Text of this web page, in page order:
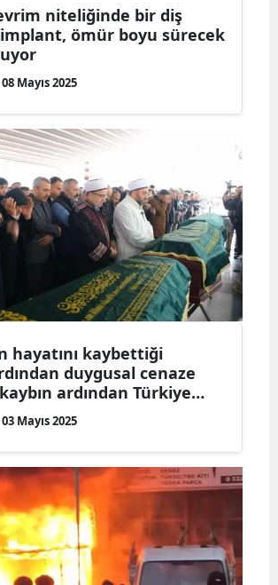
niteliğinde bir diş
ömür boyu sürecek
08 Mayıs 2025
hayatını kaybettiği
duygusal cenaze
ardından Türkiye
03 Mayıs 2025